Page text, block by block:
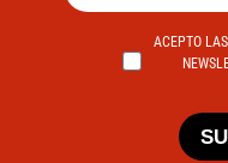
ACEPTO